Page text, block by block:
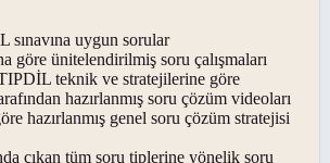
sınavına uygun sorular
göre ünitelendirilmiş soru çalışmaları
teknik ve stratejilerine göre
hazırlanmış soru çözüm videoları
hazırlanmış genel soru çözüm stratejisi
çıkan tüm soru tiplerine yönelik soru